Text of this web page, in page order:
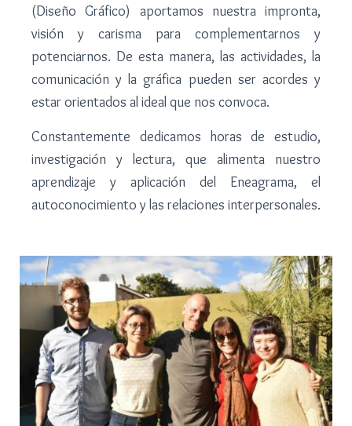
(Diseño Gráfico) aportamos nuestra impronta,
visión y carisma para complementarnos y
potenciarnos. De esta manera, las actividades, la
comunicación y la gráfica pueden ser acordes y
estar orientados al ideal que nos convoca.
Constantemente dedicamos horas de estudio,
investigación y lectura, que alimenta nuestro
aprendizaje y aplicación del Eneagrama, el
autoconocimiento y las relaciones interpersonales.